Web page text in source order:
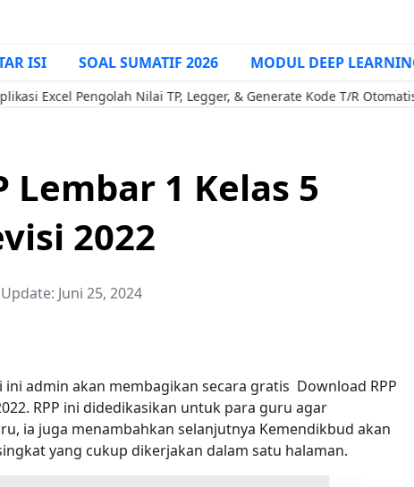
ISI SOAL SUMATIF 2026 MODUL DEEP
Nilai TP, Legger, & Generate Kode T/R Otomatis
Lembar 1 Kelas 5
2022
Update: Juni 25, 2024
admin akan membagikan secara gratis Download RPP
RPP ini didedikasikan untuk para guru agar
ia juga menambahkan selanjutnya Kemendikbud akan
yang cukup dikerjakan dalam satu halaman.